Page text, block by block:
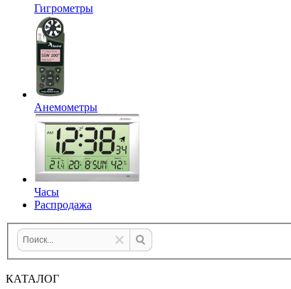
Гигрометры
Анемометры
Часы
Распродажа
КАТАЛОГ